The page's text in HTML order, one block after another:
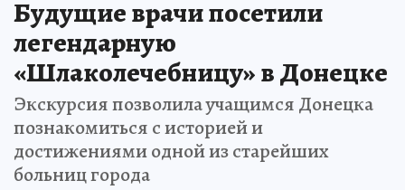
Будущие врачи посетили
легендарную
«Шлаколечебницу» в Донецке
Экскурсия позволила учащимся Донецка
познакомиться с историей и
достижениями одной из старейших
больниц города